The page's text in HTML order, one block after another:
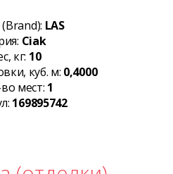
LAS
Ciak
кг: 10
куб. м: 0,4000
мест: 1
169895742